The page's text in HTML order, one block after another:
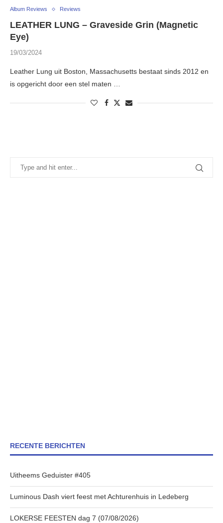
Album Reviews Reviews
LEATHER LUNG – Graveside Grin (Magnetic
Eye)
19/03/2024
Leather Lung uit Boston, Massachusetts bestaat sinds 2012 en
is opgericht door een stel maten …
RECENTE BERICHTEN
Uitheems Geduister #405
Luminous Dash viert feest met Achturenhuis in Ledeberg
LOKERSE FEESTEN dag 7 (07/08/2026)